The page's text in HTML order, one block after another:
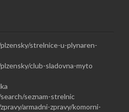
strelnice-u-plynaren-
club-sladovna-myto
seznam-strelnic
armadni-zpravy/komorni-